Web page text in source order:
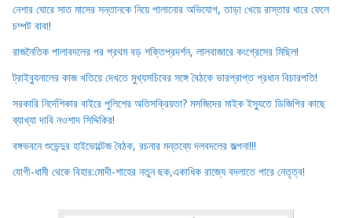
নেশার ঘোরে সাত মাসের সন্তানকে নিয়ে পালানোর অভিযোগ, তাড়া খেয়ে রাস্তার ধারে ফেলে
চম্পট বাবা!
রাজনৈতিক পালাবদলের পর প্রথম বড় শক্তিপ্রদর্শন, লালবাজারে কংগ্রেসের মিছিল!
ট্রাইব্যুনালের কাজ খতিয়ে দেখতে মুখ্যসচিবের সঙ্গে বৈঠকে ভারপ্রাপ্ত প্রধান বিচারপতি!
সরকারি নির্দেশিকার বাইরে পুলিশের অতিসক্রিয়তা? মসজিদের মাইক ইস্যুতে ডিজিপির কাছে
ব্যাখ্যা দাবি নওশাদ সিদ্দিকির!
বঙ্গভবনে শুভেন্দুর হাইভোল্টেজ বৈঠক, রচনার মন্তব্যে দলবদলের জল্পনা!!!
যোগী-ধামী থেকে বিহার:মোদী-শাহের নতুন ছক,একাধিক রাজ্যে বদলাতে পারে নেতৃত্ব!